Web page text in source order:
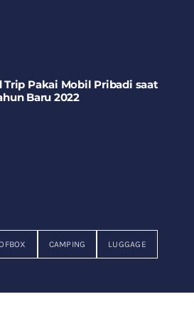
Trip Pakai Mobil Pribadi saat
Baru 2022
CAMPING LUGGAGE